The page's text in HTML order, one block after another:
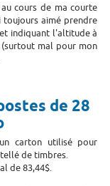
cours de ma courte
toujours aimé prendre
indiquant l'altitude à
mal pour mon
de 28
carton utilisé pour
de timbres.
de 83,44$.